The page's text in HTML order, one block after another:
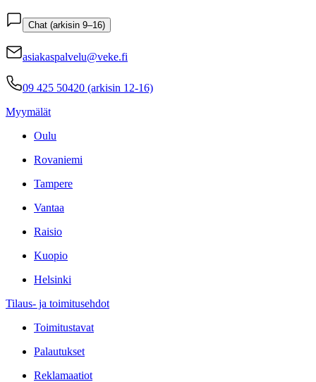
Chat (arkisin 9–16)
asiakaspalvelu@veke.fi
09 425 50420 (arkisin 12-16)
Myymälät
Oulu
Rovaniemi
Tampere
Vantaa
Raisio
Kuopio
Helsinki
Tilaus- ja toimitusehdot
Toimitustavat
Palautukset
Reklamaatiot